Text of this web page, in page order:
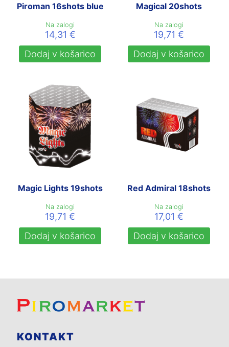
Piroman 16shots blue
Na zalogi
14,31 €
Dodaj v košarico
Magical 20shots
Na zalogi
19,71 €
Dodaj v košarico
Magic Lights 19shots
Na zalogi
19,71€
Dodaj v košarico
Red Admiral 18shots
Na zalogi
17,01 €
Dodaj v košarico
KONTAKT